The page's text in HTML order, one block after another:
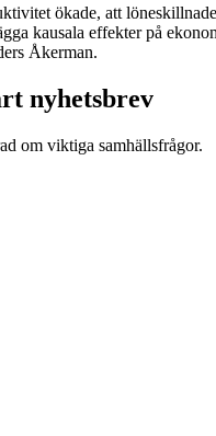
ökade, att
kausala effekter på
Åkerman.
nyhetsbrev
om viktiga samhällsfrågor.